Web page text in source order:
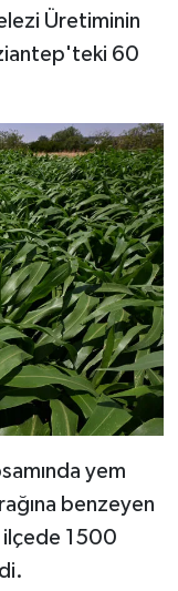
Üretiminin
60
yem
benzeyen
ilçede 1500